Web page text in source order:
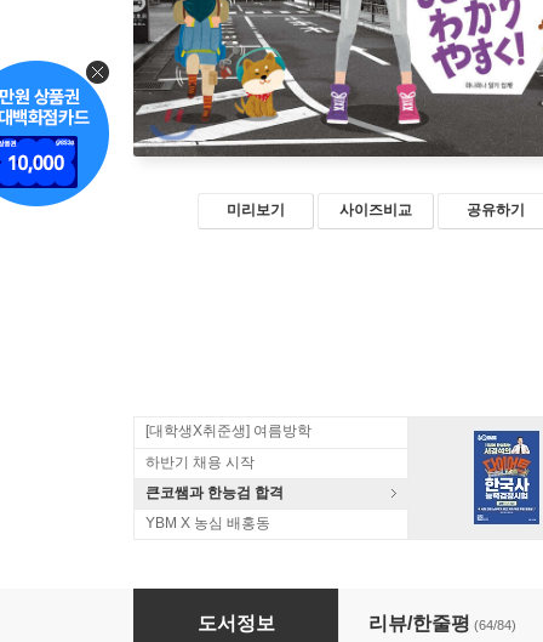
미리보기 사이즈비교 공유하기
[대학생X취준생] 여름방학
하반기 채용 시작
큰코쌤과 한능검 합격
YBM X 농심 배홍동
일본어 문법 무작정 따라하기
도서정보 리뷰/한줄평 (64/84)